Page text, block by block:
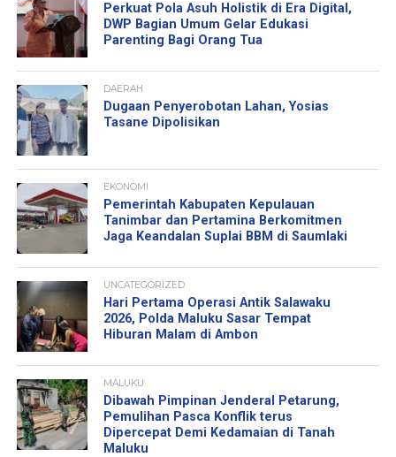
Perkuat Pola Asuh Holistik di Era Digital,
DWP Bagian Umum Gelar Edukasi
Parenting Bagi Orang Tua
DAERAH
Dugaan Penyerobotan Lahan, Yosias
Tasane Dipolisikan
EKONOMI
Pemerintah Kabupaten Kepulauan
Tanimbar dan Pertamina Berkomitmen
Jaga Keandalan Suplai BBM di Saumlaki
UNCATEGORIZED
Hari Pertama Operasi Antik Salawaku
2026, Polda Maluku Sasar Tempat
Hiburan Malam di Ambon
MALUKU
Dibawah Pimpinan Jenderal Petarung,
Pemulihan Pasca Konflik terus
Dipercepat Demi Kedamaian di Tanah
Maluku